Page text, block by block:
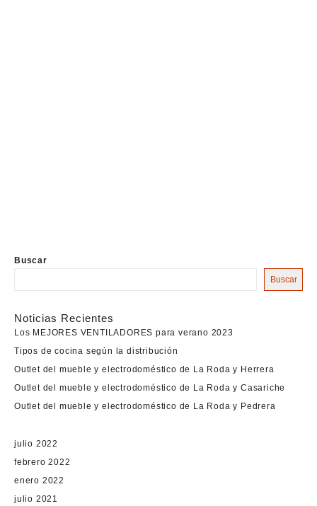
Buscar
Buscar
Noticias Recientes
Los MEJORES VENTILADORES para verano 2023
Tipos de cocina según la distribución
Outlet del mueble y electrodoméstico de La Roda y Herrera
Outlet del mueble y electrodoméstico de La Roda y Casariche
Outlet del mueble y electrodoméstico de La Roda y Pedrera
julio 2022
febrero 2022
enero 2022
julio 2021